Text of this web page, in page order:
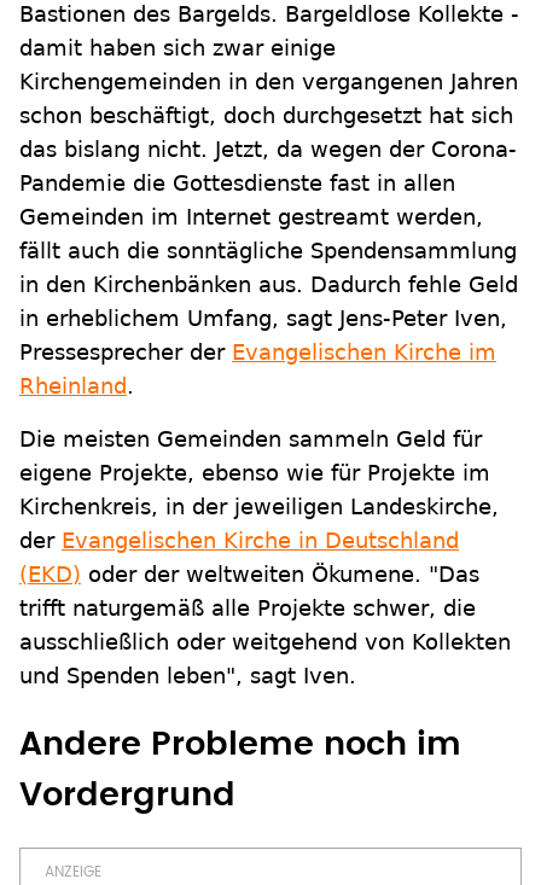
Bastionen des Bargelds. Bargeldlose Kollekte -
damit haben sich zwar einige
Kirchengemeinden in den vergangenen Jahren
schon beschäftigt, doch durchgesetzt hat sich
das bislang nicht. Jetzt, da wegen der Corona-
Pandemie die Gottesdienste fast in allen
Gemeinden im Internet gestreamt werden,
fällt auch die sonntägliche Spendensammlung
in den Kirchenbänken aus. Dadurch fehle Geld
in erheblichem Umfang, sagt Jens-Peter Iven,
Pressesprecher der Evangelischen Kirche im
Rheinland.
Die meisten Gemeinden sammeln Geld für
eigene Projekte, ebenso wie für Projekte im
Kirchenkreis, in der jeweiligen Landeskirche,
der Evangelischen Kirche in Deutschland
(EKD) oder der weltweiten Ökumene. "Das
trifft naturgemäß alle Projekte schwer, die
ausschließlich oder weitgehend von Kollekten
und Spenden leben", sagt Iven.
Andere Probleme noch im
Vordergrund